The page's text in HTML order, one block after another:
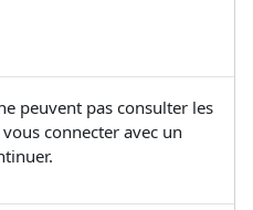
peuvent pas consulter les
connecter avec un